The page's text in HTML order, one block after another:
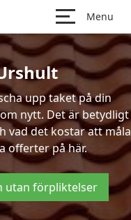
Menu
upp taket på din
nytt. Det är betydligt
vad det kostar att måla
offerter på här.
utan förpliktelser